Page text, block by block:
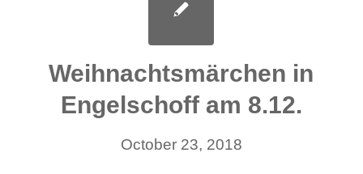
Weihnachtsmärchen in
Engelschoff am 8.12.
October 23, 2018